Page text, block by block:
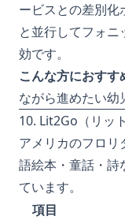
ービスとの差別
と並行してフォ
効です。
こんな方におすす
ながら進めたい幼
10. Lit2Go（リッ
アメリカのフロ
語絵本・童話・詩
ています。
項目